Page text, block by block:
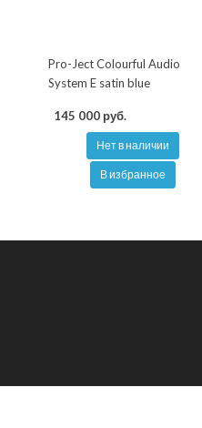
Pro-Ject Colourful Audio
System E satin blue
145 000 руб.
Нет в наличии
В избранное